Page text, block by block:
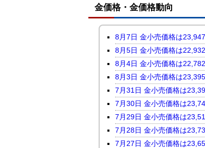
金価格・金価格動向
8月7日 金小売価格は
8月5日 金小売価格は
8月4日 金小売価格は
8月3日 金小売価格は
7月31日 金小売価格は
7月30日 金小売価格は
7月29日 金小売価格は
7月28日 金小売価格は
7月27日 金小売価格は